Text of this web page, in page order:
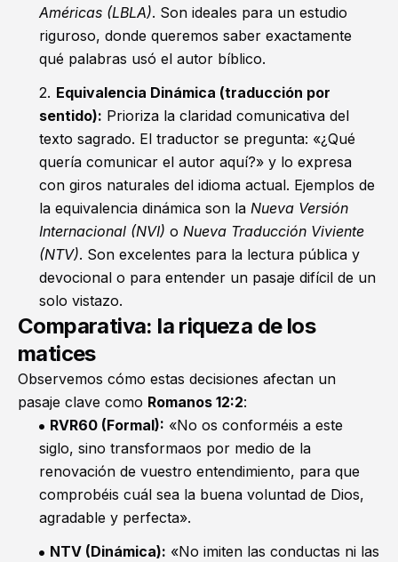
Américas (LBLA). Son ideales para un estudio
riguroso, donde queremos saber exactamente
qué palabras usó el autor bíblico.
Equivalencia Dinámica (traducción por
sentido): Prioriza la claridad comunicativa del
texto sagrado. El traductor se pregunta: «¿Qué
quería comunicar el autor aquí?» y lo expresa
con giros naturales del idioma actual. Ejemplos de
la equivalencia dinámica son la Nueva Versión
Internacional (NVI) o Nueva Traducción Viviente
(NTV). Son excelentes para la lectura pública y
devocional o para entender un pasaje difícil de un
solo vistazo.
Comparativa: la riqueza de los
matices
Observemos cómo estas decisiones afectan un
pasaje clave como Romanos 12:2:
RVR60 (Formal): «No os conforméis a este
siglo, sino transformaos por medio de la
renovación de vuestro entendimiento, para que
comprobéis cuál sea la buena voluntad de Dios,
agradable y perfecta».
NTV (Dinámica): «No imiten las conductas ni las